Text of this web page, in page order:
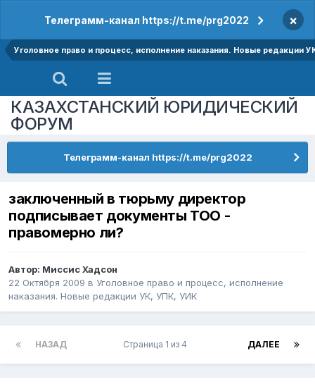
Телеграмм-канал https://t.me/prg2022 ×
Уголовное право и процесс, исполнение наказания. Новые редакции
КАЗАХСТАНСКИЙ ЮРИДИЧЕСКИЙ
ФОРУМ
Телеграмм-канал https://t.me/prg2022
заключенный в тюрьму директор
подписывает документы ТОО -
правомерно ли?
Автор: Миссис Хадсон
22 Октября 2009 в Уголовное право и процесс, исполнение
наказания. Новые редакции УК, УПК, УИК
НАЗАД ДАЛЕЕ
Страница 1 из 4